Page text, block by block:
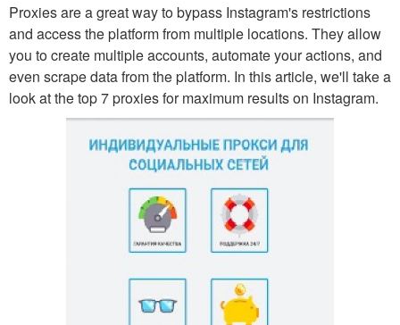
Proxies are a great way to bypass Instagram's restrictions
and access the platform from multiple locations. They allow
you to create multiple accounts, automate your actions, and
even scrape data from the platform. In this article, we'll take a
look at the top 7 proxies for maximum results on Instagram.